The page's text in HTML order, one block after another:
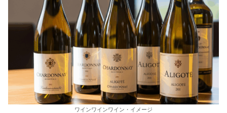
ワインワインワイン・イメージ